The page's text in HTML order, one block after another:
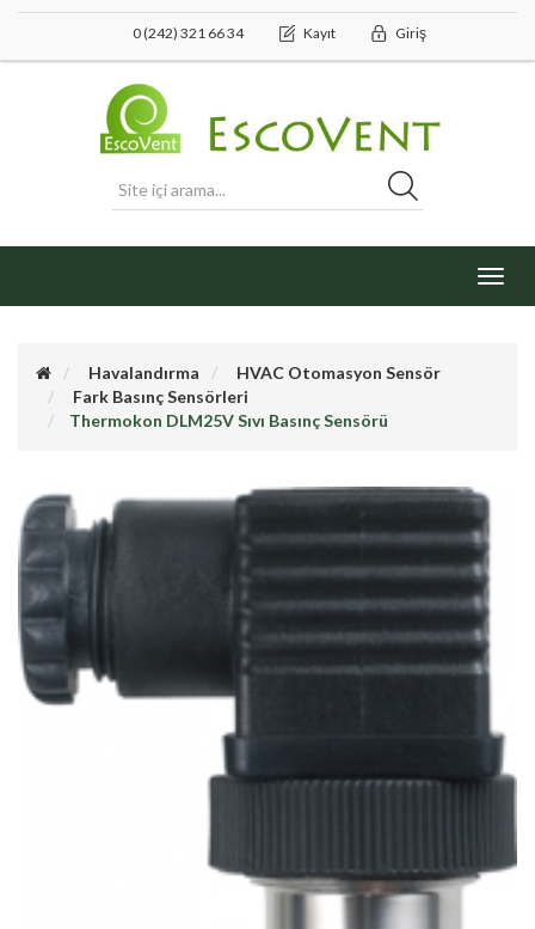
0 (242) 321 66 34 Kayıt Giriş
Havalandırma
HVAC Otomasyon Sensör
Fark Basınç Sensörleri
Thermokon DLM25V Sıvı Basınç Sensörü